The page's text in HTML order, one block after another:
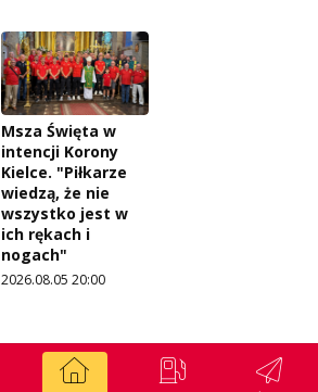
Msza Święta w
intencji Korony
Kielce. "Piłkarze
wiedzą, że nie
wszystko jest w
ich rękach i
nogach"
2026.08.05 20:00